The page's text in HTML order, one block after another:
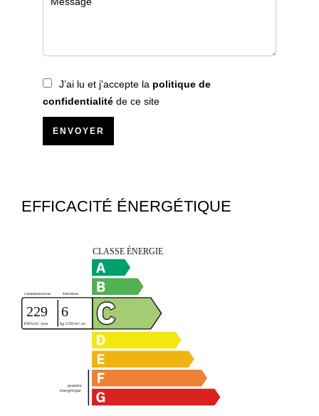
J’ai lu et j'accepte la politique de
confidentialité de ce site
ENVOYER
EFFICACITÉ ÉNERGÉTIQUE